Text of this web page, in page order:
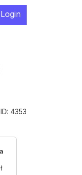
Login
ID: 4353